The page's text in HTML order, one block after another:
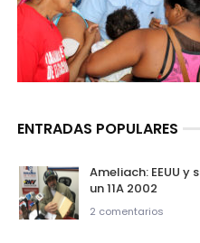
ENTRADAS POPULARES
Ameliach: EEUU
un 11A 2002
2 comentarios